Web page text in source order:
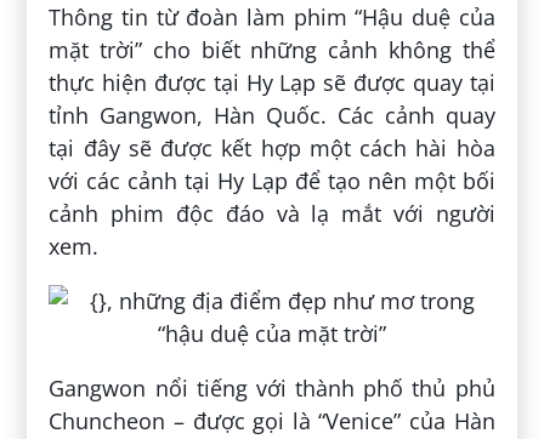
Thông tin từ đoàn làm phim “Hậu duệ của
mặt trời” cho biết những cảnh không thể
thực hiện được tại Hy Lạp sẽ được quay tại
tỉnh Gangwon, Hàn Quốc. Các cảnh quay
tại đây sẽ được kết hợp một cách hài hòa
với các cảnh tại Hy Lạp để tạo nên một bối
cảnh phim độc đáo và lạ mắt với người
xem.
Gangwon nổi tiếng với thành phố thủ phủ
Chuncheon – được gọi là “Venice” của Hàn